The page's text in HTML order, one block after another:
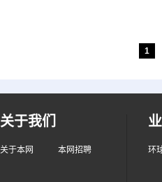
1
关于我们
关于本网 本网招聘 环